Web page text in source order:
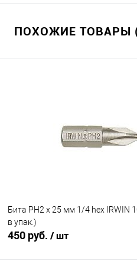
ПОХОЖИЕ ТОВАРЫ
Бита PH2 x 25 мм 1/4 hex IRWIN
в упак.)
450 руб. / шт